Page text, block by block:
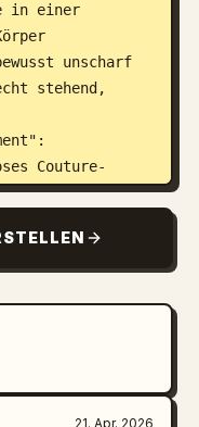
in einer
unscharf
stehend,
Couture-
mit
Falten,
und
Webstoff,
21. Apr. 2026